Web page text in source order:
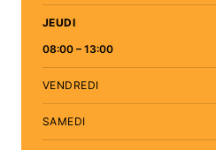
JEUDI
08:00 – 13:00
VENDREDI
SAMEDI